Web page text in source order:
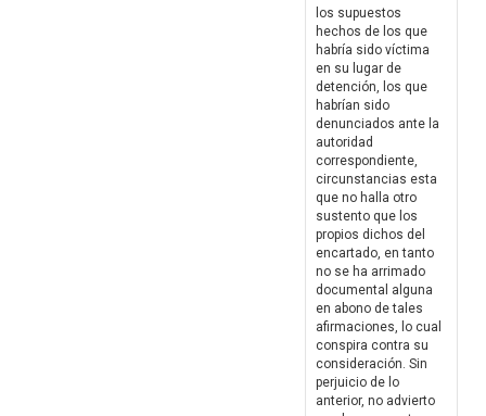
los supuestos
hechos de los que
habría sido víctima
en su lugar de
detención, los que
habrían sido
denunciados ante la
autoridad
correspondiente,
circunstancias esta
que no halla otro
sustento que los
propios dichos del
encartado, en tanto
no se ha arrimado
documental alguna
en abono de tales
afirmaciones, lo cual
conspira contra su
consideración. Sin
perjuicio de lo
anterior, no advierto